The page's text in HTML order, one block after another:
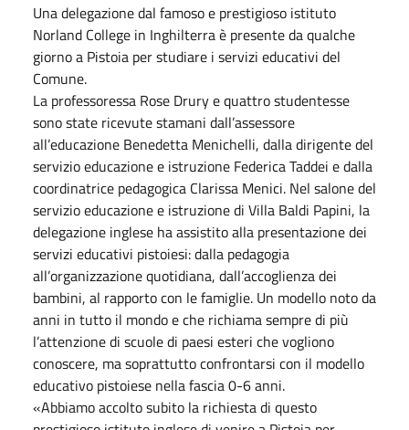
Una delegazione dal famoso e prestigioso istituto
Norland College in Inghilterra è presente da qualche
giorno a Pistoia per studiare i servizi educativi del
Comune.
La professoressa Rose Drury e quattro studentesse
sono state ricevute stamani dall’assessore
all’educazione Benedetta Menichelli, dalla dirigente del
servizio educazione e istruzione Federica Taddei e dalla
coordinatrice pedagogica Clarissa Menici. Nel salone del
servizio educazione e istruzione di Villa Baldi Papini, la
delegazione inglese ha assistito alla presentazione dei
servizi educativi pistoiesi: dalla pedagogia
all’organizzazione quotidiana, dall’accoglienza dei
bambini, al rapporto con le famiglie. Un modello noto da
anni in tutto il mondo e che richiama sempre di più
l’attenzione di scuole di paesi esteri che vogliono
conoscere, ma soprattutto confrontarsi con il modello
educativo pistoiese nella fascia 0-6 anni.
«Abbiamo accolto subito la richiesta di questo